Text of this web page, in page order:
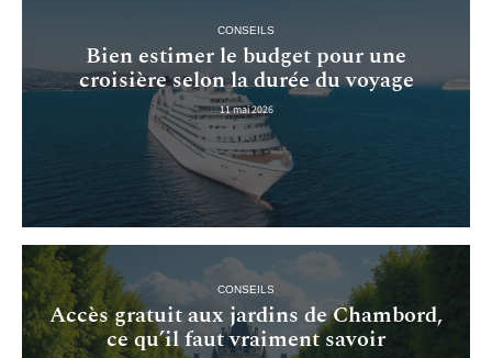
CONSEILS
Bien estimer le budget pour une
croisière selon la durée du voyage
11 mai 2026
CONSEILS
Accès gratuit aux jardins de Chambord,
ce qu’il faut vraiment savoir